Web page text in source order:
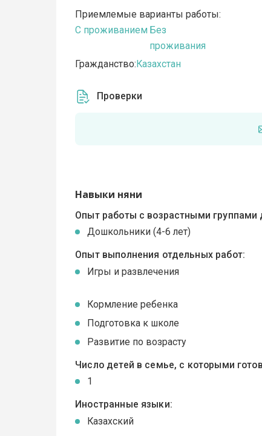
Приемлемые варианты работы:
C проживанием Без
проживания
Гражданство:Казахстан
Проверки
Навыки няни
Опыт работы с возрастными группами
Дошкольники (4-6 лет)
Опыт выполнения отдельных работ:
Игры и развлечения
Кормление ребенка
Подготовка к школе
Развитие по возрасту
Число детей в семье, с которыми
1
Иностранные языки:
Казахский